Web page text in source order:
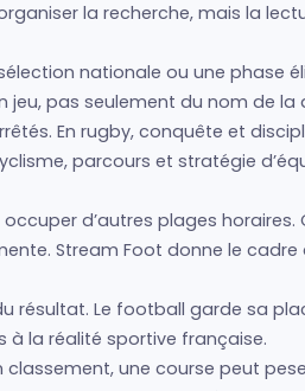
la recherche, mais la
nationale ou une phase
jeu, pas seulement du nom de la
En rugby, conquête et
parcours et stratégie
d’autres plages horaires.
Stream Foot donne le cadre
résultat. Le football garde sa
à la réalité sportive française.
classement, une course peut